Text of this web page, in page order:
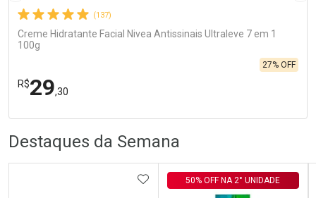
(137)
Creme Hidratante Facial Nivea Antissinais Ultraleve 7 em 1
100g
R$29,30
27% OFF
Laboratório
Por Menos
Destaques da Semana
ADICIONAR AOS FAVORITOS
50% OFF NA 2° UNIDADE